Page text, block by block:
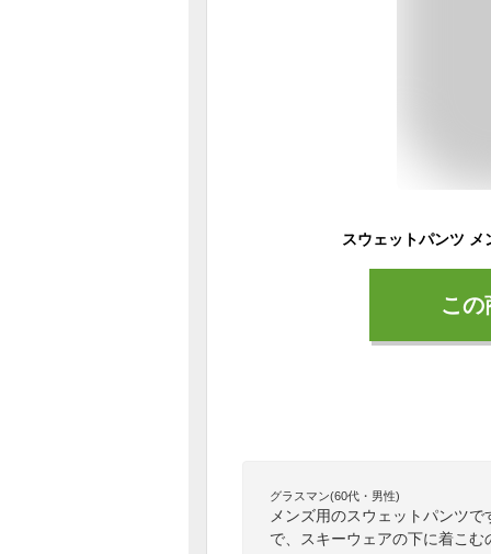
こ
グラスマン(60代・男性)
メンズ用のスウェットパンツ
で、スキーウェアの下に着こ